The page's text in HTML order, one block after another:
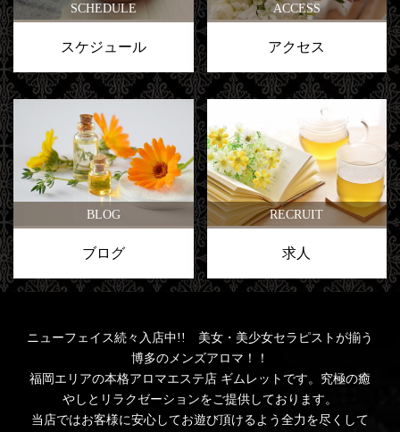
SCHEDULE
スケジュール
ACCESS
アクセス
BLOG
ブログ
RECRUIT
求人
ニューフェイス続々入店中!! 美女・美少女セラピストが揃う
博多のメンズアロマ！！
福岡エリアの本格アロマエステ店 ギムレットです。究極の癒
やしとリラクゼーションをご提供しております。
当店ではお客様に安心してお遊び頂けるよう全力を尽くして